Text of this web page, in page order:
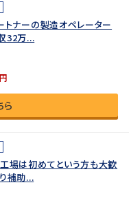
トナーの製造オペレーター
32万...
ら
場は初めてという方も大歓
補助...